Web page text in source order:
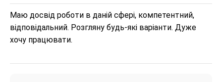
Маю досвід роботи в даній сфері, компетентний,
відповідальний. Розгляну будь-які варіанти. Дуже
хочу працювати.